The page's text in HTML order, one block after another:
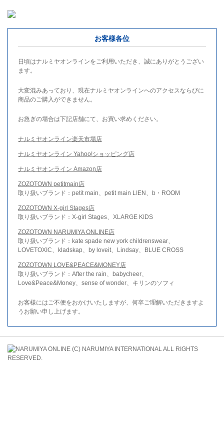
お客様各位
日頃はナルミヤオンラインをご利用いただき、誠にありがとうござい
ます。
大変混みあっており、現在ナルミヤオンラインへのアクセスならびに
商品のご購入ができません。
お急ぎの場合は下記店舗にて、お買い求めください。
ナルミヤオンライン楽天市場店
ナルミヤオンライン Yahoo!ショッピング店
ナルミヤオンライン Amazon店
ZOZOTOWN petitmain店
取り扱いブランド：petit main、petit main LIEN、b・ROOM
ZOZOTOWN X-girl Stages店
取り扱いブランド：X-girl Stages、XLARGE KIDS
ZOZOTOWN NARUMIYA ONLINE店
取り扱いブランド：kate spade new york childrenswear、
LOVETOXIC、kladskap、by loveit、Lindsay、BLUE CROSS
ZOZOTOWN LOVE&PEACE&MONEY店
取り扱いブランド：After the rain、babycheer、
Love&Peace&Money、sense of wonder、キリンのソフィ
お客様にはご不便をおかけいたしますが、何卒ご理解いただきますよ
うお願い申し上げます。